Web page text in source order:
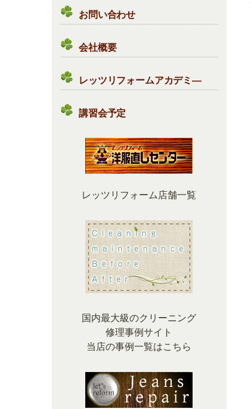
お問い合わせ
会社概要
レッツリフォームアカデミ―
講習会予定
レッツリフォーム店舗一覧
国内最大級のクリーニング
修理事例サイト
当店の事例一覧はこちら